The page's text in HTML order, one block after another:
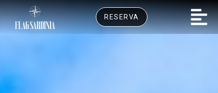
RESERVA